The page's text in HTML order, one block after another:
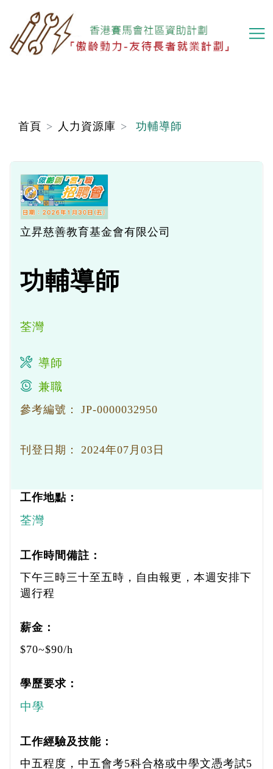
主
內
首頁 人力資源庫 功輔導師
立昇慈善教育基金會有限公司
功輔導師
荃灣
導師
兼職
參考編號： JP-0000032950
刊登日期： 2024年07月03日
工作地點：
荃灣
工作時間備註：
下午三時三十至五時，自由報更，本週安排下
週行程
薪金：
$70~$90/h
學歷要求：
中學
工作經驗及技能：
中五程度，中五會考5科合格或中學文憑考試5